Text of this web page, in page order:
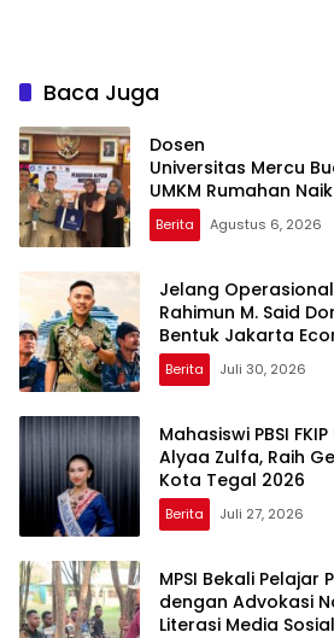
Baca Juga
Dosen
Universitas Mercu
UMKM Rumahan
dan Pemasaran
Berita Agustus 6, 2026
Jelang Operasional
Rahimun M. Said
Bentuk Jakarta
Initiative
Berita Juli 30, 2026
Mahasiswi PBSI
Alyaa Zulfa, Raih
Kota Tegal 2026
Berita Juli 27, 2026
MPSI Bekali
dengan Advokasi
Literasi Media Sosial